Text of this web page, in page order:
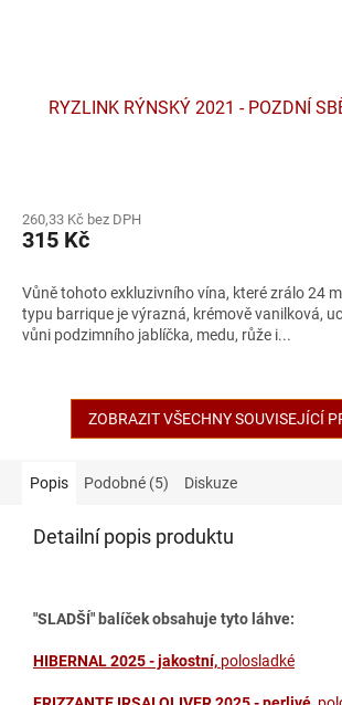
RYZLINK RÝNSKÝ 2021 - POZDNÍ
260,33 Kč bez DPH
315 Kč
Vůně tohoto exkluzivního vína, které zrálo 24
typu barrique je výrazná, krémově vanilková,
vůni podzimního jablíčka, medu, růže i...
ZOBRAZIT VŠECHNY SOUVISEJÍCÍ
Popis Podobné (5) Diskuze
Detailní popis produktu
"SLADŠÍ" balíček obsahuje tyto láhve:
HIBERNAL 2025 - jakostní, polosladké